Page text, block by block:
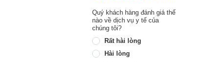
Quý khách hàng đánh giá thế
nào về dịch vụ y tế của
chúng tôi?
Rất hài lòng
Hài lòng